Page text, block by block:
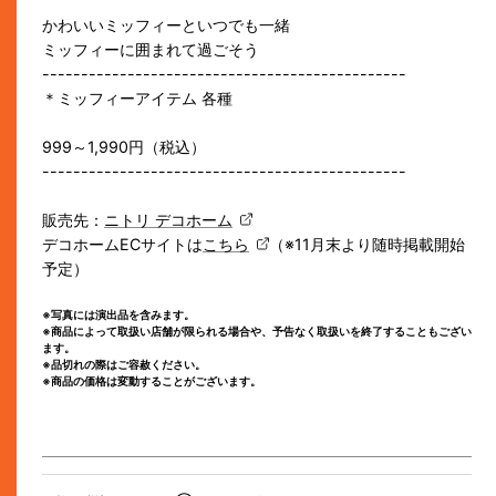
かわいいミッフィーといつでも一緒
ミッフィーに囲まれて過ごそう
-----------------------------------------------
＊ミッフィーアイテム 各種
999～1,990円（税込）
-----------------------------------------------
販売先： ニトリ デコホーム
デコホームECサイトはこちら （※11 月末より随時掲載開始
予定）
※写真には演出品を含みます。
※商品によって取扱い店舗が限られる場合や、予告なく取扱いを終了することもござい
ます。
※品切れの際はご容赦ください。
※商品の価格は変動することがございます。